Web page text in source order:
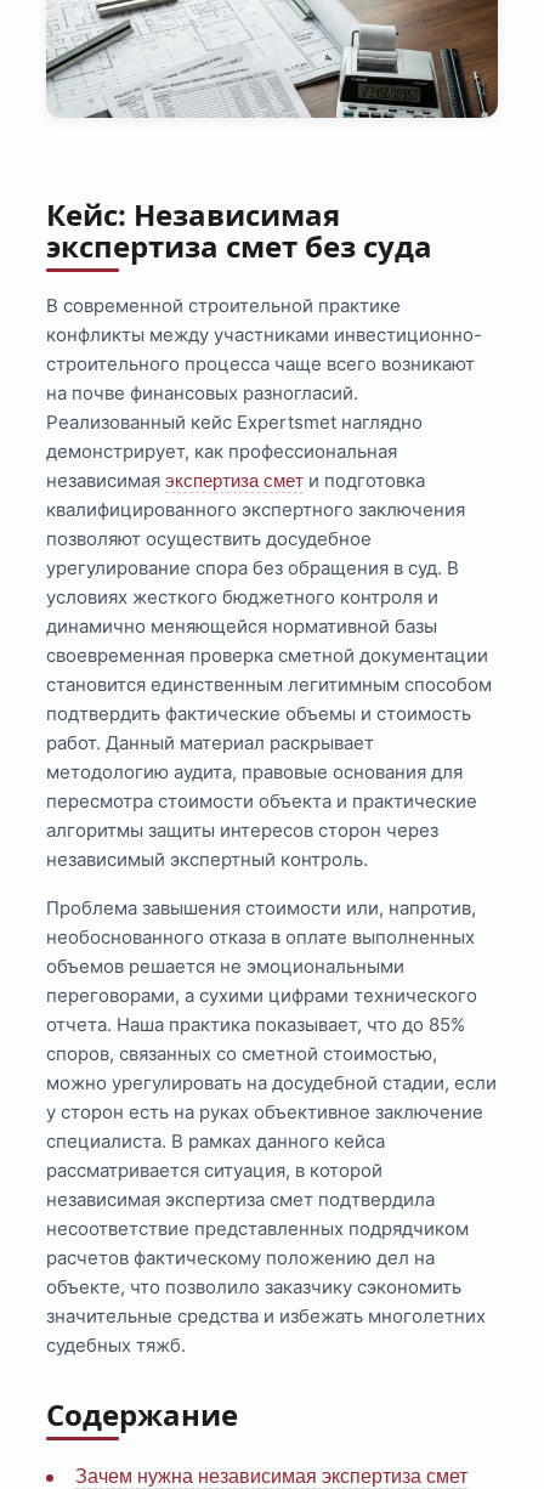
Кейс: Независимая
экспертиза смет без суда
В современной строительной практике
конфликты между участниками инвестиционно-
строительного процесса чаще всего возникают
на почве финансовых разногласий.
Реализованный кейс Expertsmet наглядно
демонстрирует, как профессиональная
независимаяэкспертиза смет и подготовка
квалифицированного экспертного заключения
позволяют осуществить досудебное
урегулирование спора без обращения в суд. В
условиях жесткого бюджетного контроля и
динамично меняющейся нормативной базы
своевременная проверка сметной документации
становится единственным легитимным способом
подтвердить фактические объемы и стоимость
работ. Данный материал раскрывает
методологию аудита, правовые основания для
пересмотра стоимости объекта и практические
алгоритмы защиты интересов сторон через
независимый экспертный контроль.
Проблема завышения стоимости или, напротив,
необоснованного отказа в оплате выполненных
объемов решается не эмоциональными
переговорами, а сухими цифрами технического
отчета. Наша практика показывает, что до 85%
споров, связанных со сметной стоимостью,
можно урегулировать на досудебной стадии, если
у сторон есть на руках объективное заключение
специалиста. В рамках данного кейса
рассматривается ситуация, в которой
независимая экспертиза смет подтвердила
несоответствие представленных подрядчиком
расчетов фактическому положению дел на
объекте, что позволило заказчику сэкономить
значительные средства и избежать многолетних
судебных тяжб.
Содержание
Зачем нужна независимая экспертиза смет